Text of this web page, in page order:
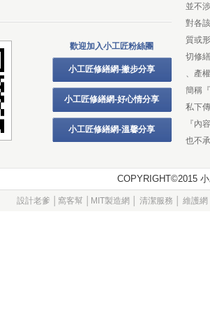
歡迎加入小工匠粉絲團
小工匠修繕網-撇步分享
小工匠修繕網-好心情分享
小工匠修繕網-溫馨分享
並不
對各
質或
切修
、產
簡稱
私下
『內
也不
設計老爹 窩客幫│ MIT製造網 清潔服務 維護網